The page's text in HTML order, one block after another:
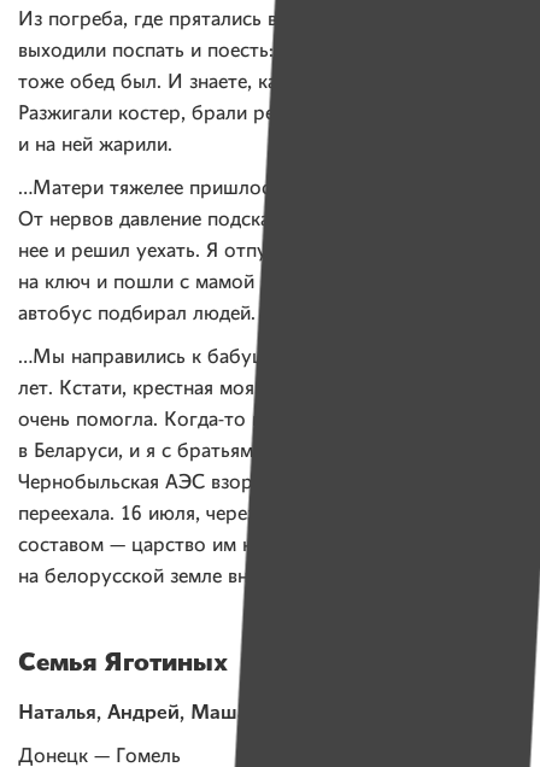
Из погреба, где прятались во время обстрелов,
выходили поспать и поесть: благо, что у военных
тоже обед был. И знаете, как мы еду готовили?
Разжигали костер, брали решетку из холодильника
и на ней жарили.
…Матери тяжелее пришлось. Она на пенсии уже.
От нервов давление подскакивало. Собственно, из-за
нее и решил уехать. Я отпустил собаку, закрыл дверь
на ключ и пошли с мамой к перекрестку, где раньше
автобус подбирал людей.
…Мы направились к бабушке в Добруш. Ей уже 90
лет. Кстати, крестная моя тоже там живет. Она нам
очень помогла. Когда-то мама с папой жили
в Беларуси, и я с братьями здесь родился. А потом
Чернобыльская АЭС взорвалась, семья наша
переехала. 16 июля, через десятки лет, хоть и не тем
составом — царство им небесное — оказались
на белорусской земле вновь.
Семья Яготиных
Наталья, Андрей, Маша (8 лет) и Виолетта (16 лет)
Донецк — Гомель